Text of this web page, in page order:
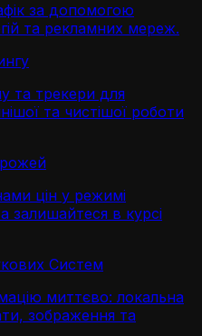
за допомогою
та рекламних мереж.
та трекери для
та чистішої роботи
цін у режимі
залишайтеся в курсі
Систем
миттєво: локальна
зображення та